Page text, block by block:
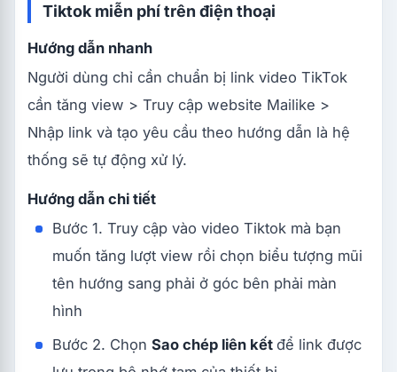
Tiktok miễn phí trên điện thoại
Hướng dẫn nhanh
Người dùng chỉ cần chuẩn bị link video TikTok
cần tăng view > Truy cập website Mailike >
Nhập link và tạo yêu cầu theo hướng dẫn là hệ
thống sẽ tự động xử lý.
Hướng dẫn chi tiết
Bước 1. Truy cập vào video Tiktok mà bạn
muốn tăng lượt view rồi chọn biểu tượng mũi
tên hướng sang phải ở góc bên phải màn
hình
Bước 2. Chọn Sao chép liên kết để link được